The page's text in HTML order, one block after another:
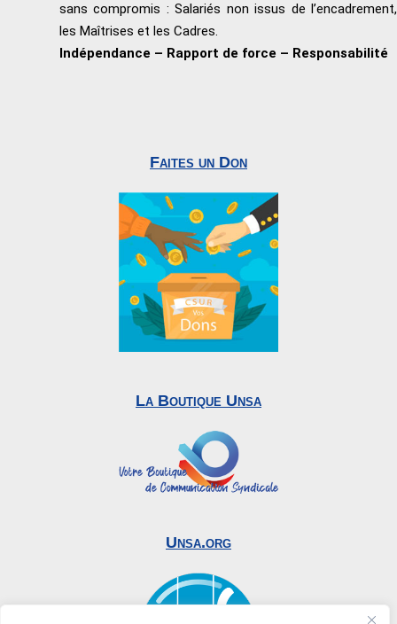
sans compromis : Salariés non issus de l’encadrement,
les Maîtrises et les Cadres.
Indépendance – Rapport de force – Responsabilité
Faites un Don
La Boutique Unsa
Unsa.org